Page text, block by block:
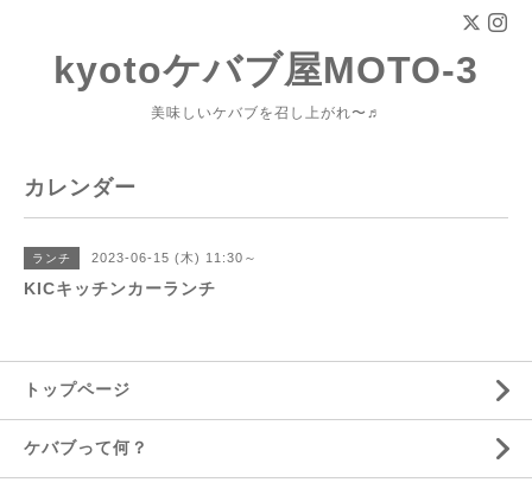
kyotoケバブ屋MOTO-3
美味しいケバブを召し上がれ〜♬
カレンダー
ランチ 2023-06-15 (木) 11:30～
KICキッチンカーランチ
トップページ
ケバブって何？